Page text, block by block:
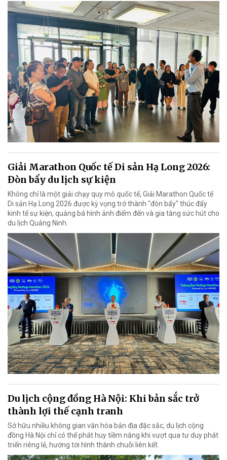
Giải Marathon Quốc tế Di sản Hạ Long 2026:
Đòn bẩy du lịch sự kiện
Không chỉ là một giải chạy quy mô quốc tế, Giải Marathon Quốc tế
Di sản Hạ Long 2026 được kỳ vọng trở thành "đòn bẩy" thúc đẩy
kinh tế sự kiện, quảng bá hình ảnh điểm đến và gia tăng sức hút cho
du lịch Quảng Ninh.
Du lịch cộng đồng Hà Nội: Khi bản sắc trở
thành lợi thế cạnh tranh
Sở hữu nhiều không gian văn hóa bản địa đặc sắc, du lịch cộng
đồng Hà Nội chỉ có thể phát huy tiềm năng khi vượt qua tư duy phát
triển riêng lẻ, hướng tới hình thành chuỗi liên kết.